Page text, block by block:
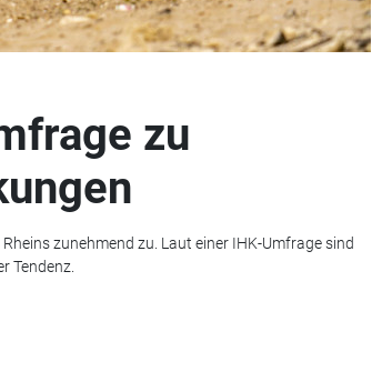
zu
zunehmend zu. Laut einer IHK-Umfrage sind
Tendenz.